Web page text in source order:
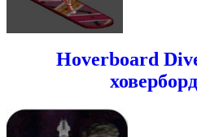
Hoverboard